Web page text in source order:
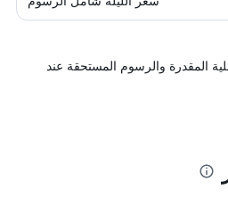
المقدرة والرسوم المستحقة عند